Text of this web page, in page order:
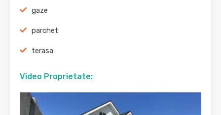
gaze
parchet
terasa
Video Proprietate: